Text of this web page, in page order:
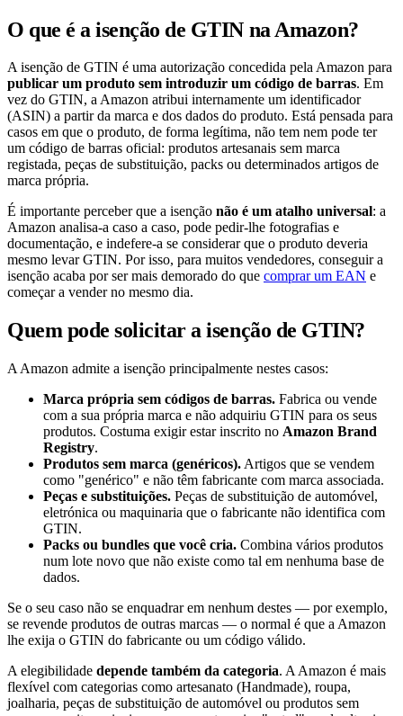
O que é a isenção de GTIN na Amazon?
A isenção de GTIN é uma autorização concedida pela Amazon para
publicar um produto sem introduzir um código de barras. Em
vez do GTIN, a Amazon atribui internamente um identificador
(ASIN) a partir da marca e dos dados do produto. Está pensada para
casos em que o produto, de forma legítima, não tem nem pode ter
um código de barras oficial: produtos artesanais sem marca
registada, peças de substituição, packs ou determinados artigos de
marca própria.
É importante perceber que a isenção não é um atalho universal: a
Amazon analisa-a caso a caso, pode pedir-lhe fotografias e
documentação, e indefere-a se considerar que o produto deveria
mesmo levar GTIN. Por isso, para muitos vendedores, conseguir a
isenção acaba por ser mais demorado do que comprar um EAN e
começar a vender no mesmo dia.
Quem pode solicitar a isenção de GTIN?
A Amazon admite a isenção principalmente nestes casos:
Marca própria sem códigos de barras. Fabrica ou vende
com a sua própria marca e não adquiriu GTIN para os seus
produtos. Costuma exigir estar inscrito no Amazon Brand
Registry.
Produtos sem marca (genéricos). Artigos que se vendem
como "genérico" e não têm fabricante com marca associada.
Peças e substituições. Peças de substituição de automóvel,
eletrónica ou maquinaria que o fabricante não identifica com
GTIN.
Packs ou bundles que você cria. Combina vários produtos
num lote novo que não existe como tal em nenhuma base de
dados.
Se o seu caso não se enquadrar em nenhum destes — por exemplo,
se revende produtos de outras marcas — o normal é que a Amazon
lhe exija o GTIN do fabricante ou um código válido.
A elegibilidade depende também da categoria. A Amazon é mais
flexível com categorias como artesanato (Handmade), roupa,
joalharia, peças de substituição de automóvel ou produtos sem